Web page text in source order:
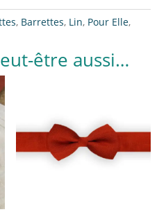
, Barrettes, Lin, Pour Elle,
être aussi…